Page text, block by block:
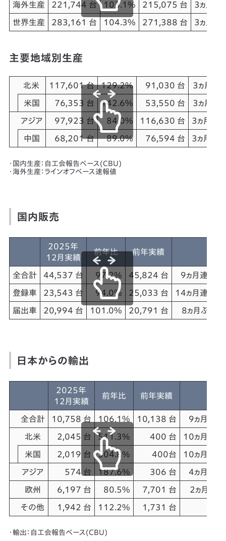
海外生産 221,744 台 103.1% 215,075 台 3ヵ月ぶ
世界生産 283,161 台 104.3% 271,388 台 3ヵ月ぶ
主要地域別生産
北米 117,601 台 129.2% 91,030 台 3ヵ月ぶ
米国 76,353 台 142.6% 53,550 台 3ヵ月ぶ
アジア 97,923 台 84.0% 116,630 台 3ヵ月連
中国 68,201 台 89.0% 76,594 台 3ヵ月連
・国内生産：自工会報告ベース(CBU)
・海外生産：ラインオフベース速報値
国内販売
2025年
12月実績
前年比 前年実績
全合計 44,537 台 97.2% 45,824 台 9ヵ月連続減
登録車 23,543 台 94.0% 25,033 台 14ヵ月連続減
届出車 20,994 台 101.0% 20,791 台 8ヵ月ぶり増
日本からの輸出
2025年
12月実績
前年比 前年実績
全合計 10,758 台 106.1% 10,138 台 9ヵ月連続
北米 2,045 台 511.3% 400 台 10ヵ月連続
米国 2,019 台 504.8% 400台 10ヵ月連続
アジア 574 台 187.6% 306 台 4ヵ月連続
欧州 6,197 台 80.5% 7,701 台 2ヵ月ぶり
その他 1,942 台 112.2% 1,731 台
・輸出：自工会報告ベース(CBU)